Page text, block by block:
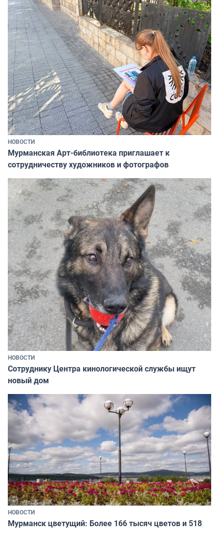
НОВОСТИ
Мурманская Арт-библиотека приглашает к
сотрудничеству художников и фотографов
НОВОСТИ
Сотруднику Центра кинологической службы ищут
новый дом
НОВОСТИ
Мурманск цветущий: Более 166 тысяч цветов и 518